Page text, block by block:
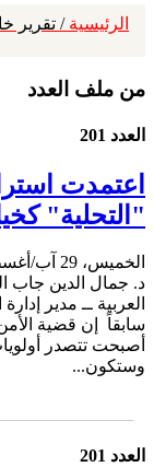
الرئيسية / تقرير
من ملف العدد
العدد 201
اعتمدت
"التحلية"
الخميس، 29 آب/أغسطس 2024
د. جمال الدين جاب
العربية ــ مدير
سابقاً إن قضية
أصبحت تتصدر
وستكون...
العدد 201